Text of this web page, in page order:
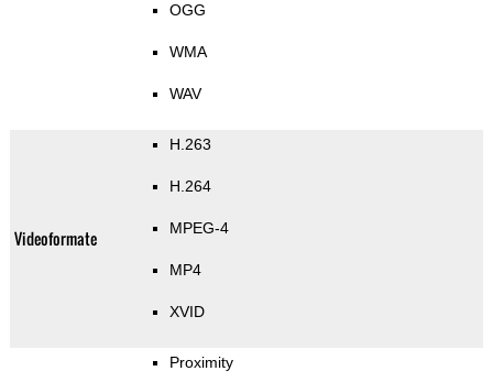
OGG
WMA
WAV
Videoformate
H.263
H.264
MPEG-4
MP4
XVID
Proximity